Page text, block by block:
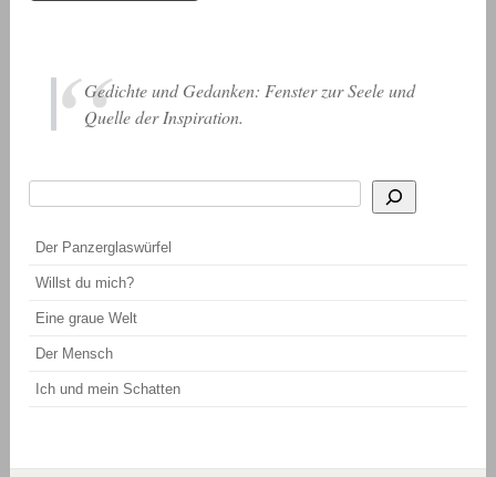
Gedichte und Gedanken: Fenster zur Seele und
Quelle der Inspiration.
Der Panzerglaswürfel
Willst du mich?
Eine graue Welt
Der Mensch
Ich und mein Schatten